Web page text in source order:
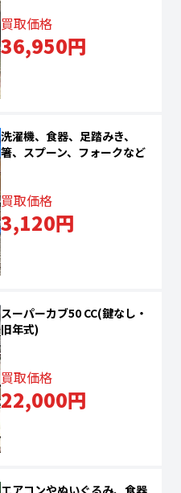
買取価格
36,950円
洗濯機、食器、足踏みき、
箸、スプーン、フォークなど
買取価格
3,120円
スーパーカブ50 CC(鍵なし・
旧年式)
買取価格
22,000円